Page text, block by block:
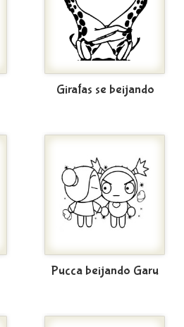
Girafas se beijando
Pucca beijando Garu